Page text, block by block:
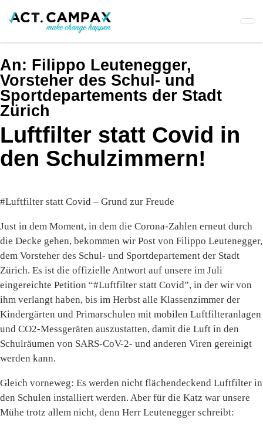
An: Filippo Leutenegger,
Vorsteher des Schul- und
Sportdepartements der Stadt
Zürich
Luftfilter statt Covid in
den Schulzimmern!
#Luftfilter statt Covid – Grund zur Freude
Just in dem Moment, in dem die Corona-Zahlen erneut durch
die Decke gehen, bekommen wir Post von Filippo Leutenegger,
dem Vorsteher des Schul- und Sportdepartement der Stadt
Zürich. Es ist die offizielle Antwort auf unsere im Juli
eingereichte Petition “#Luftfilter statt Covid”, in der wir von
ihm verlangt haben, bis im Herbst alle Klassenzimmer der
Kindergärten und Primarschulen mit mobilen Luftfilteranlagen
und CO2-Messgeräten auszustatten, damit die Luft in den
Schulräumen von SARS-CoV-2- und anderen Viren gereinigt
werden kann.
Gleich vorneweg: Es werden nicht flächendeckend Luftfilter in
den Schulen installiert werden. Aber für die Katz war unsere
Mühe trotz allem nicht, denn Herr Leutenegger schreibt: